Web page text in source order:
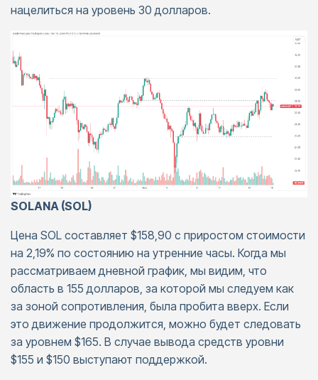
нацелиться на уровень 30 долларов.
SOLANA (SOL)
Цена SOL составляет $158,90 с приростом стоимости
на 2,19% по состоянию на утренние часы. Когда мы
рассматриваем дневной график, мы видим, что
область в 155 долларов, за которой мы следуем как
за зоной сопротивления, была пробита вверх. Если
это движение продолжится, можно будет следовать
за уровнем $165. В случае вывода средств уровни
$155 и $150 выступают поддержкой.